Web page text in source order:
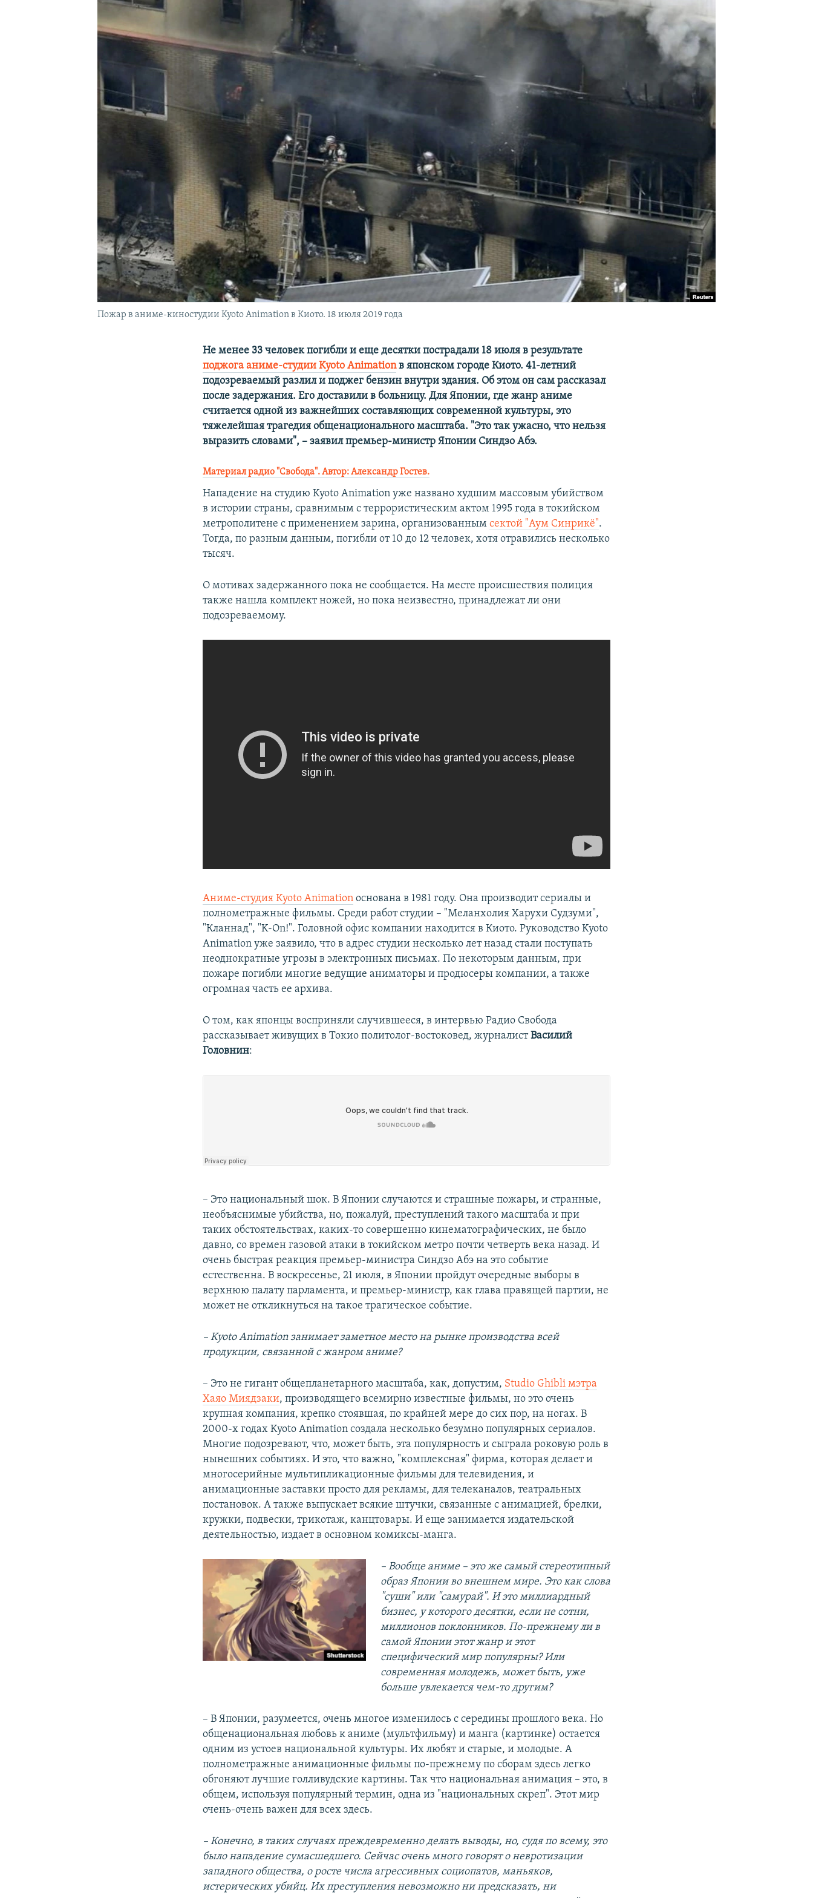
Пожар в аниме-киностудии Kyoto Animation в Киото. 18 июля 2019 года
Не менее 33 человек погибли и еще десятки пострадали 18 июля в результате
поджога аниме-студии Kyoto Animationв японском городе Киото. 41-летний
подозреваемый разлил и поджег бензин внутри здания. Об этом он сам рассказал
после задержания. Его доставили в больницу. Для Японии, где жанр аниме
считается одной из важнейших составляющих современной культуры, это
тяжелейшая трагедия общенационального масштаба. "Это так ужасно, что нельзя
выразить словами", – заявил премьер-министр Японии Синдзо Абэ.
Материал радио "Свобода". Автор: Александр Гостев.
Нападение на студию Kyoto Animation уже названо худшим массовым убийством
в истории страны, сравнимым с террористическим актом 1995 года в токийском
метрополитене с применением зарина, организованнымсектой "Аум Синрикё".
Тогда, по разным данным, погибли от 10 до 12 человек, хотя отравились несколько
тысяч.
О мотивах задержанного пока не сообщается. На месте происшествия полиция
также нашла комплект ножей, но пока неизвестно, принадлежат ли они
подозреваемому.
Аниме-студия Kyoto Animation основана в 1981 году. Она производит сериалы и
полнометражные фильмы. Среди работ студии – "Меланхолия Харухи Судзуми",
"Кланнад", "K-On!". Головной офис компании находится в Киото. Руководство Kyoto
Animation уже заявило, что в адрес студии несколько лет назад стали поступать
неоднократные угрозы в электронных письмах. По некоторым данным, при
пожаре погибли многие ведущие аниматоры и продюсеры компании, а также
огромная часть ее архива.
О том, как японцы восприняли случившееся, в интервью Радио Свобода
рассказывает живущих в Токио политолог-востоковед, журналистВасилий
Головнин:
– Это национальный шок. В Японии случаются и страшные пожары, и странные,
необъяснимые убийства, но, пожалуй, преступлений такого масштаба и при
таких обстоятельствах, каких-то совершенно кинематографических, не было
давно, со времен газовой атаки в токийском метро почти четверть века назад. И
очень быстрая реакция премьер-министра Синдзо Абэ на это событие
естественна. В воскресенье, 21 июля, в Японии пройдут очередные выборы в
верхнюю палату парламента, и премьер-министр, как глава правящей партии, не
может не откликнуться на такое трагическое событие.
– Kyoto Animation занимает заметное место на рынке производства всей
продукции, связанной с жанром аниме?
– Это не гигант общепланетарного масштаба, как, допустим, Studio Ghibli мэтра
Хаяо Миядзаки, производящего всемирно известные фильмы, но это очень
крупная компания, крепко стоявшая, по крайней мере до сих пор, на ногах. В
2000-х годах Kyoto Animation создала несколько безумно популярных сериалов.
Многие подозревают, что, может быть, эта популярность и сыграла роковую роль в
нынешних событиях. И это, что важно, "комплексная" фирма, которая делает и
многосерийные мультипликационные фильмы для телевидения, и
анимационные заставки просто для рекламы, для телеканалов, театральных
постановок. А также выпускает всякие штучки, связанные с анимацией, брелки,
кружки, подвески, трикотаж, канцтовары. И еще занимается издательской
деятельностью, издает в основном комиксы-манга.
– Вообще аниме – это же самый стереотипный
образ Японии во внешнем мире. Это как слова
"суши" или "самурай". И это миллиардный
бизнес, у которого десятки, если не сотни,
миллионов поклонников. По-прежнему ли в
самой Японии этот жанр и этот
специфический мир популярны? Или
современная молодежь, может быть, уже
больше увлекается чем-то другим?
– В Японии, разумеется, очень многое изменилось с середины прошлого века. Но
общенациональная любовь к аниме (мультфильму) и манга (картинке) остается
одним из устоев национальной культуры. Их любят и старые, и молодые. А
полнометражные анимационные фильмы по-прежнему по сборам здесь легко
обгоняют лучшие голливудские картины. Так что национальная анимация – это, в
общем, используя популярный термин, одна из "национальных скреп". Этот мир
очень-очень важен для всех здесь.
– Конечно, в таких случаях преждевременно делать выводы, но, судя по всему, это
было нападение сумасшедшего. Сейчас очень много говорят о невротизации
западного общества, о росте числа агрессивных социопатов, маньяков,
истерических убийц. Их преступления невозможно ни предсказать, ни